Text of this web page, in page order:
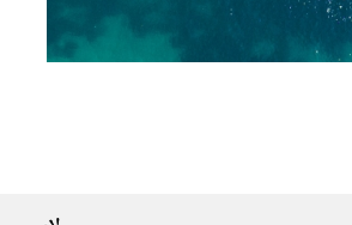
DES